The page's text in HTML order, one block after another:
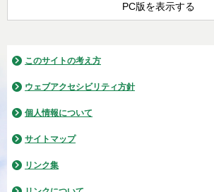
PC版を表示する
このサイトの考え方
ウェブアクセシビリティ方針
個人情報について
サイトマップ
リンク集